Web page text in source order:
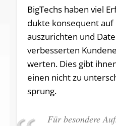
Big­Techs haben viel
duk­te kon­se­quent
aus­zu­rich­ten und
ver­bes­ser­ten
wer­ten. Dies gibt
einen nicht zu
sprung.
Für be­son­de­re